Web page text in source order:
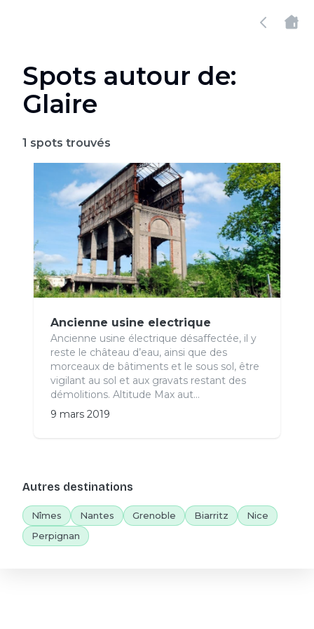
Spots autour de:
Glaire
1 spots trouvés
Ancienne usine electrique
Ancienne usine électrique désaffectée, il y
reste le château d’eau, ainsi que des
morceaux de bâtiments et le sous sol, être
vigilant au sol et aux gravats restant des
démolitions. Altitude Max aut...
9 mars 2019
Autres destinations
Nîmes Nantes Grenoble Biarritz
Nice
Perpignan